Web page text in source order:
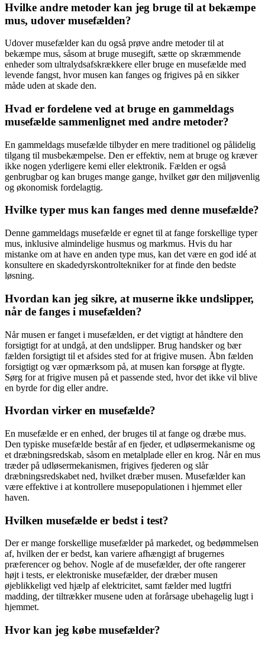
Hvilke andre metoder kan jeg bruge til at bekæmpe
mus, udover musefælden?
Udover musefælder kan du også prøve andre metoder til at
bekæmpe mus, såsom at bruge musegift, sætte op skræmmende
enheder som ultralydsafskrækkere eller bruge en musefælde med
levende fangst, hvor musen kan fanges og frigives på en sikker
måde uden at skade den.
Hvad er fordelene ved at bruge en gammeldags
musefælde sammenlignet med andre metoder?
En gammeldags musefælde tilbyder en mere traditionel og pålidelig
tilgang til musbekæmpelse. Den er effektiv, nem at bruge og kræver
ikke nogen yderligere kemi eller elektronik. Fælden er også
genbrugbar og kan bruges mange gange, hvilket gør den miljøvenlig
og økonomisk fordelagtig.
Hvilke typer mus kan fanges med denne musefælde?
Denne gammeldags musefælde er egnet til at fange forskellige typer
mus, inklusive almindelige husmus og markmus. Hvis du har
mistanke om at have en anden type mus, kan det være en god idé at
konsultere en skadedyrskontroltekniker for at finde den bedste
løsning.
Hvordan kan jeg sikre, at muserne ikke undslipper,
når de fanges i musefælden?
Når musen er fanget i musefælden, er det vigtigt at håndtere den
forsigtigt for at undgå, at den undslipper. Brug handsker og bær
fælden forsigtigt til et afsides sted for at frigive musen. Åbn fælden
forsigtigt og vær opmærksom på, at musen kan forsøge at flygte.
Sørg for at frigive musen på et passende sted, hvor det ikke vil blive
en byrde for dig eller andre.
Hvordan virker en musefælde?
En musefælde er en enhed, der bruges til at fange og dræbe mus.
Den typiske musefælde består af en fjeder, et udløsermekanisme og
et dræbningsredskab, såsom en metalplade eller en krog. Når en mus
træder på udløsermekanismen, frigives fjederen og slår
dræbningsredskabet ned, hvilket dræber musen. Musefælder kan
være effektive i at kontrollere musepopulationen i hjemmet eller
haven.
Hvilken musefælde er bedst i test?
Der er mange forskellige musefælder på markedet, og bedømmelsen
af, hvilken der er bedst, kan variere afhængigt af brugernes
præferencer og behov. Nogle af de musefælder, der ofte rangerer
højt i tests, er elektroniske musefælder, der dræber musen
øjeblikkeligt ved hjælp af elektricitet, samt fælder med lugtfri
madding, der tiltrækker musene uden at forårsage ubehagelig lugt i
hjemmet.
Hvor kan jeg købe musefælder?